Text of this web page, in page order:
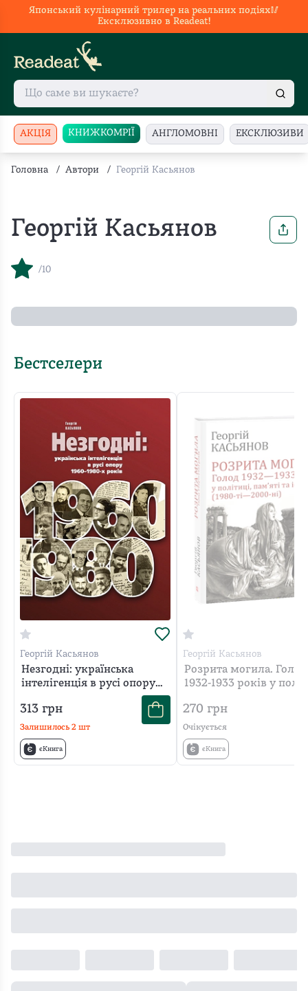
Японський кулінарний трилер на реальних подіях🥢
Ексклюзивно в Readeat!
АКЦІЯ КНИЖКОМРІЇ АНГЛОМОВНІ ЕКСКЛЮЗИВИ
Головна / Автори / Георгій Касьянов
Георгій Касьянов
/10
Бестселери
Георгій Касьянов
Незгодні: українська
інтелігенція в русі опору
видання, виправлене і
доповнене)
313 грн
Залишилось 2 шт
єКнига
Георгій Касьянов
Розрита могила. Голод
1932-1933 років у
270 грн
Очікується
єКнига